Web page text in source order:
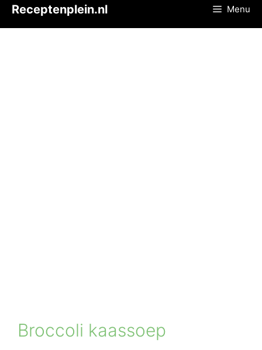
Receptenplein.nl Menu
Broccoli kaassoep